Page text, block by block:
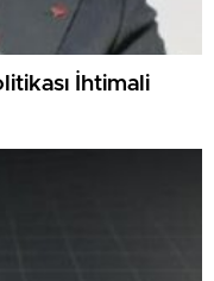
İhtimali